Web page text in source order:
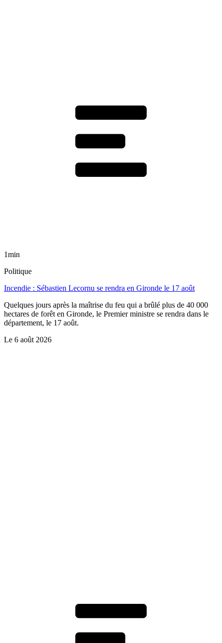
1min
Politique
Incendie : Sébastien Lecornu se rendra en Gironde le 17 août
Quelques jours après la maîtrise du feu qui a brûlé plus de 40 000
hectares de forêt en Gironde, le Premier ministre se rendra dans le
département, le 17 août.
Le 6 août 2026